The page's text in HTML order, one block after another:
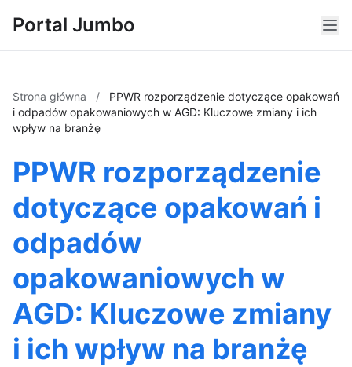
Portal Jumbo
Strona główna /
PPWR rozporządzenie dotyczące opakowań
i odpadów opakowaniowych w AGD: Kluczowe zmiany i ich
wpływ na branżę
PPWR rozporządzenie
dotyczące opakowań i
odpadów
opakowaniowych w
AGD: Kluczowe zmiany
i ich wpływ na branżę